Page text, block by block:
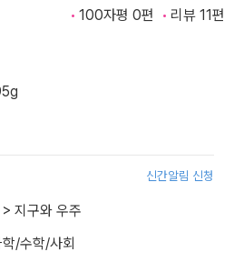
100자평 0편 리뷰 11편
신간알림 신청
> 지구와 우주
/수학/사회